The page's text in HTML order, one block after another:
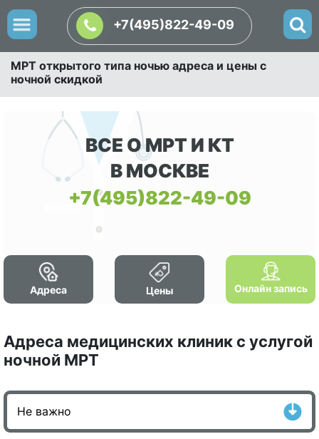
+7(495)822-49-09
МРТ открытого типа ночью адреса и цены с
ночной скидкой
ВСЕ О МРТ И КТ
В МОСКВЕ
+7(495)822-49-09
Адреса Цены Онлайн запись
Адреса медицинских клиник с услугой
ночной МРТ